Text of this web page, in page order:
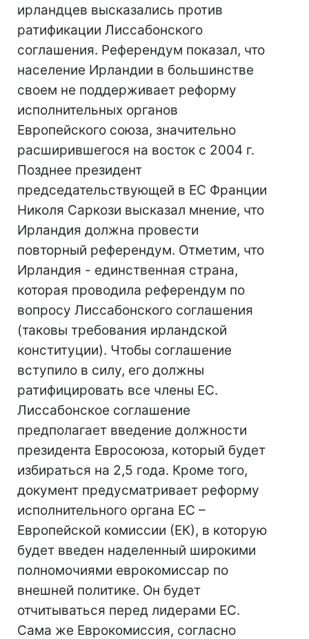
ирландцев высказались против
ратификации Лиссабонского
соглашения. Референдум показал, что
население Ирландии в большинстве
своем не поддерживает реформу
исполнительных органов
Европейского союза, значительно
расширившегося на восток с 2004 г.
Позднее президент
председательствующей в ЕС Франции
Николя Саркози высказал мнение, что
Ирландия должна провести
повторный референдум. Отметим, что
Ирландия - единственная страна,
которая проводила референдум по
вопросу Лиссабонского соглашения
(таковы требования ирландской
конституции). Чтобы соглашение
вступило в силу, его должны
ратифицировать все члены ЕС.
Лиссабонское соглашение
предполагает введение должности
президента Евросоюза, который будет
избираться на 2,5 года. Кроме того,
документ предусматривает реформу
исполнительного органа ЕС –
Европейской комиссии (ЕК), в которую
будет введен наделенный широкими
полномочиями еврокомиссар по
внешней политике. Он будет
отчитываться перед лидерами ЕС.
Сама же Еврокомиссия, согласно